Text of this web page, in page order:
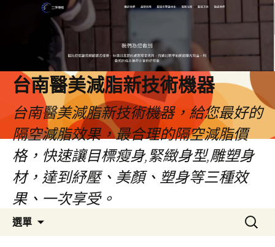
台南醫美減脂新技術機器
台南醫美減脂新技術機器，給您最好的
隔空減脂效果，最合理的隔空減脂價
格，快速讓目標瘦身,緊緻身型,雕塑身
材，達到紓壓、美顏、塑身等三種效
果、一次享受。
選單
搜
尋